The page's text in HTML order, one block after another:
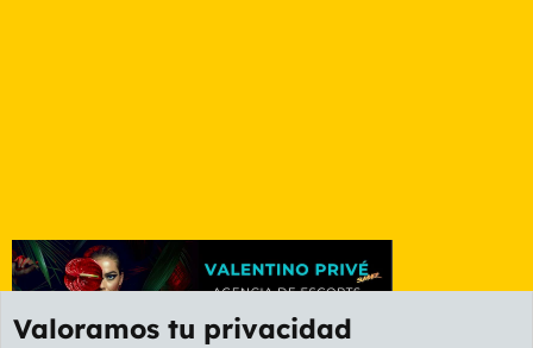
Valoramos tu privacidad